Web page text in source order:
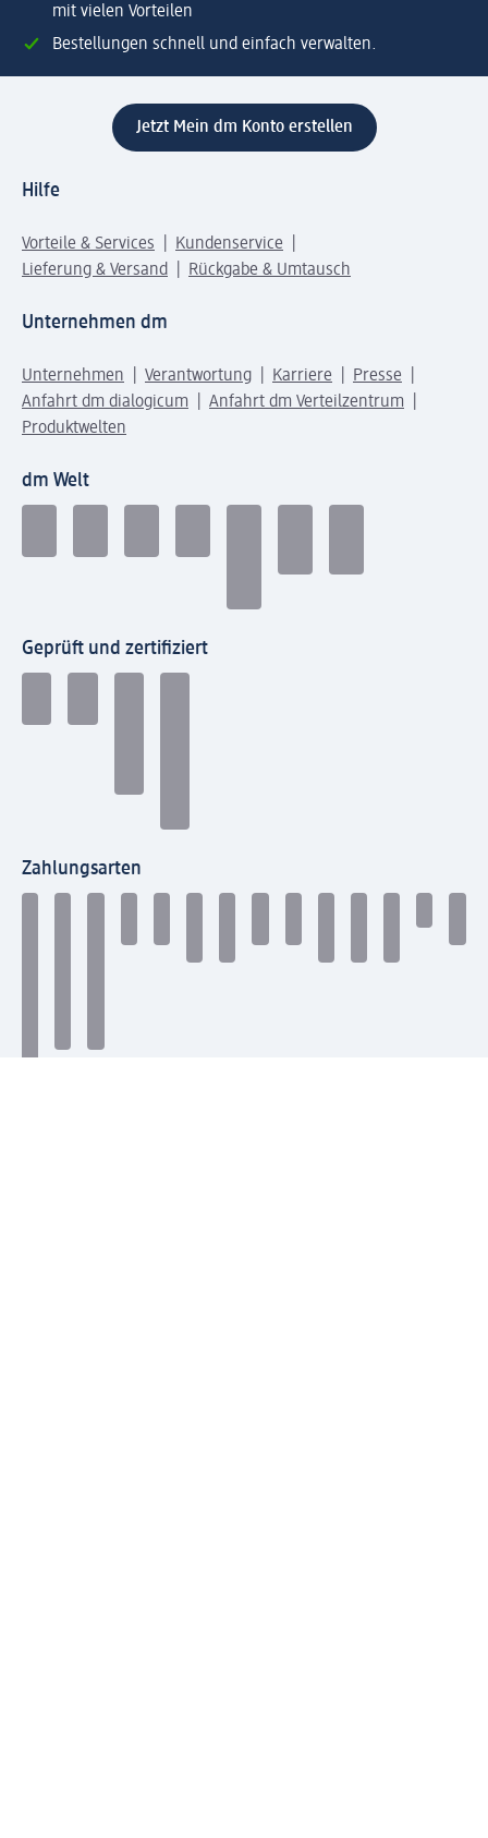
mit vielen Vorteilen
Bestellungen schnell und einfach verwalten.
Jetzt Mein dm Konto erstellen
Hilfe
Vorteile & Services
Kundenservice
Lieferung & Versand
Rückgabe & Umtausch
Unternehmen dm
Unternehmen Verantwortung Karriere
Presse
Anfahrt dm dialogicum
Anfahrt dm Verteilzentrum
Produktwelten
dm Welt
Geprüft und zertifiziert
Zahlungsarten